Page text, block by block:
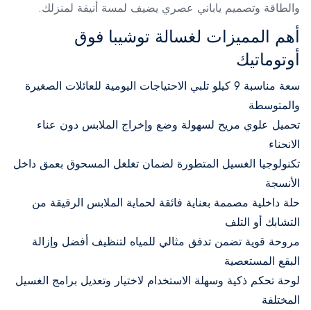
والطاقة وتصميم ياباني عصري يضيف لمسة أنيقة لمنزلك.
أهم المميزات لغسالة توشيبا فوق
أوتوماتيك
سعة مناسبة 9 كيلو تلبي الاحتياجات اليومية للعائلات الصغيرة
والمتوسطة
تحميل علوي مريح لسهولة وضع وإخراج الملابس دون عناء
الانحناء
تكنولوجيا الغسيل المتطورة لضمان تغلغل المسحوق بعمق داخل
الأنسجة
حلة داخلية مصممة بعناية فائقة لحماية الملابس الرقيقة من
التشابك أو التلف
مروحة قوية تضمن تدفق مثالي للمياه لتنظيف أفضل وإزالة
البقع المستعصية
لوحة تحكم ذكية وسهلة الاستخدام لاختيار وتعديل برامج الغسيل
المختلفة